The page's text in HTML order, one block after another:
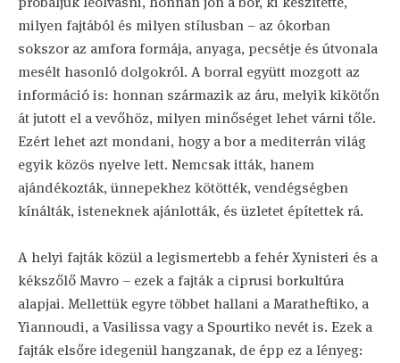
milyen fajtából és milyen stílusban – az ókorban
sokszor az amfora formája, anyaga, pecsétje és útvonala
mesélt hasonló dolgokról. A borral együtt mozgott az
információ is: honnan származik az áru, melyik kikötőn
át jutott el a vevőhöz, milyen minőséget lehet várni tőle.
Ezért lehet azt mondani, hogy a bor a mediterrán világ
egyik közös nyelve lett. Nemcsak itták, hanem
ajándékozták, ünnepekhez kötötték, vendégségben
kínálták, isteneknek ajánlották, és üzletet építettek rá.
A helyi fajták közül a legismertebb a fehér Xynisteri és a
kékszőlő Mavro – ezek a fajták a ciprusi borkultúra
alapjai. Mellettük egyre többet hallani a Maratheftiko, a
Yiannoudi, a Vasilissa vagy a Spourtiko nevét is. Ezek a
fajták elsőre idegenül hangzanak, de épp ez a lényeg: